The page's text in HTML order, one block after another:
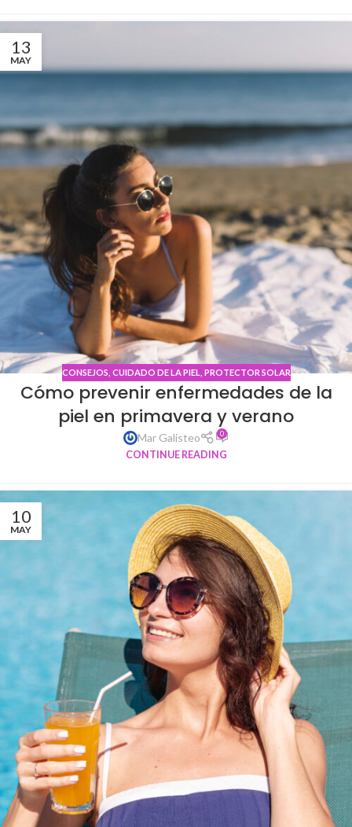
13
MAY
CONSEJOS CUIDADO DE LA PIEL PROTECTOR SOLAR
Cómo prevenir enfermedades de la
piel en primavera y verano
Mar Galisteo 0
CONTINUE READING
10
MAY